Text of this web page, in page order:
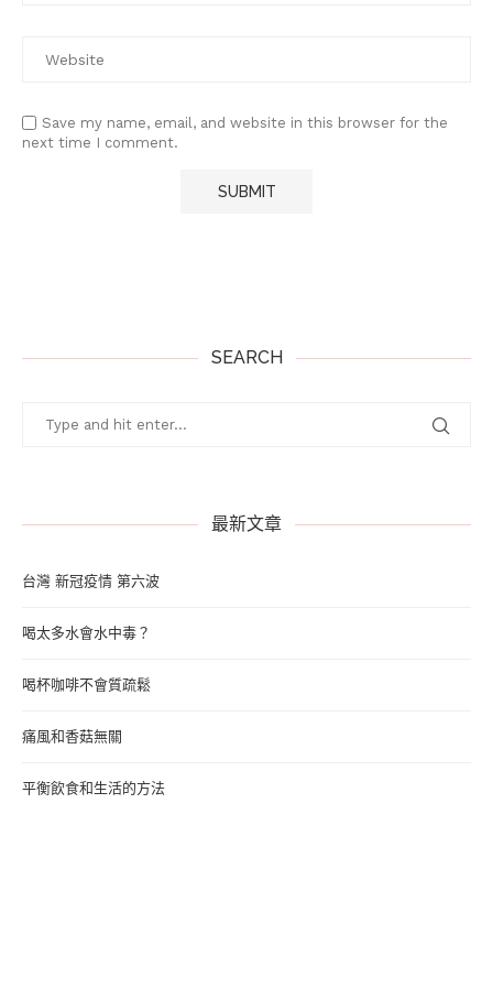
Save my name, email, and website in this browser for the
next time I comment.
SEARCH
最新文章
台灣 新冠疫情 第六波
喝太多水會水中毒？
喝杯咖啡不會質疏鬆
痛風和香菇無關
平衡飲食和生活的方法